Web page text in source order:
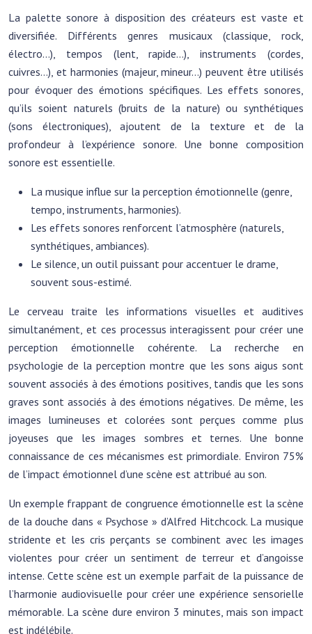
La palette sonore à disposition des créateurs est vaste et
diversifiée. Différents genres musicaux (classique, rock,
électro…), tempos (lent, rapide…), instruments (cordes,
cuivres…), et harmonies (majeur, mineur…) peuvent être utilisés
pour évoquer des émotions spécifiques. Les effets sonores,
qu’ils soient naturels (bruits de la nature) ou synthétiques
(sons électroniques), ajoutent de la texture et de la
profondeur à l’expérience sonore. Une bonne composition
sonore est essentielle.
La musique influe sur la perception émotionnelle (genre,
tempo, instruments, harmonies).
Les effets sonores renforcent l’atmosphère (naturels,
synthétiques, ambiances).
Le silence, un outil puissant pour accentuer le drame,
souvent sous-estimé.
Le cerveau traite les informations visuelles et auditives
simultanément, et ces processus interagissent pour créer une
perception émotionnelle cohérente. La recherche en
psychologie de la perception montre que les sons aigus sont
souvent associés à des émotions positives, tandis que les sons
graves sont associés à des émotions négatives. De même, les
images lumineuses et colorées sont perçues comme plus
joyeuses que les images sombres et ternes. Une bonne
connaissance de ces mécanismes est primordiale. Environ 75%
de l’impact émotionnel d’une scène est attribué au son.
Un exemple frappant de congruence émotionnelle est la scène
de la douche dans « Psychose » d’Alfred Hitchcock. La musique
stridente et les cris perçants se combinent avec les images
violentes pour créer un sentiment de terreur et d’angoisse
intense. Cette scène est un exemple parfait de la puissance de
l’harmonie audiovisuelle pour créer une expérience sensorielle
mémorable. La scène dure environ 3 minutes, mais son impact
est indélébile.